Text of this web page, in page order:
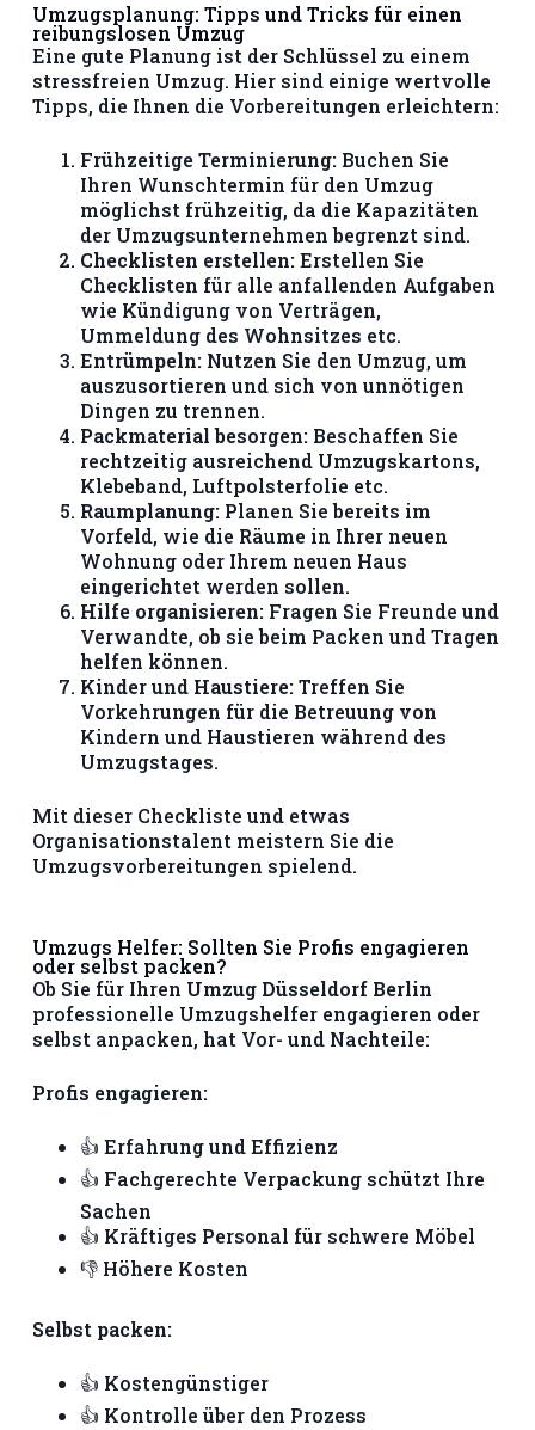
Umzugsplanung: Tipps und Tricks für einen
reibungslosen Umzug
Eine gute Planung ist der Schlüssel zu einem
stressfreien Umzug. Hier sind einige wertvolle
Tipps, die Ihnen die Vorbereitungen erleichtern:
Frühzeitige Terminierung:Buchen Sie
Ihren Wunschtermin für den Umzug
möglichst frühzeitig, da die Kapazitäten
der Umzugsunternehmen begrenzt sind.
Checklisten erstellen:Erstellen Sie
Checklisten für alle anfallenden Aufgaben
wie Kündigung von Verträgen,
Ummeldung des Wohnsitzes etc.
Entrümpeln:Nutzen Sie den Umzug, um
auszusortieren und sich von unnötigen
Dingen zu trennen.
Packmaterial besorgen:Beschaffen Sie
rechtzeitig ausreichend Umzugskartons,
Klebeband, Luftpolsterfolie etc.
Raumplanung:Planen Sie bereits im
Vorfeld, wie die Räume in Ihrer neuen
Wohnung oder Ihrem neuen Haus
eingerichtet werden sollen.
Hilfe organisieren:Fragen Sie Freunde und
Verwandte, ob sie beim Packen und Tragen
helfen können.
Kinder und Haustiere:Treffen Sie
Vorkehrungen für die Betreuung von
Kindern und Haustieren während des
Umzugstages.
Mit dieser Checkliste und etwas
Organisationstalent meistern Sie die
Umzugsvorbereitungen spielend.
Umzugs Helfer: Sollten Sie Profis engagieren
oder selbst packen?
Ob Sie für Ihren Umzug Düsseldorf Berlin
professionelle Umzugshelfer engagieren oder
selbst anpacken, hat Vor- und Nachteile:
Profis engagieren:
👍 Erfahrung und Effizienz
👍 Fachgerechte Verpackung schützt Ihre
Sachen
👍 Kräftiges Personal für schwere Möbel
👎 Höhere Kosten
Selbst packen:
👍 Kostengünstiger
👍 Kontrolle über den Prozess